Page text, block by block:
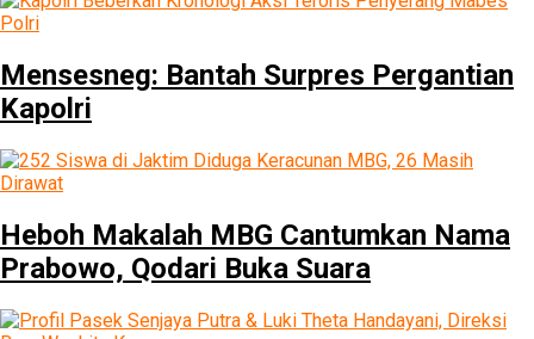
Mensesneg: Bantah Surpres Pergantian
Kapolri
Heboh Makalah MBG Cantumkan Nama
Prabowo, Qodari Buka Suara